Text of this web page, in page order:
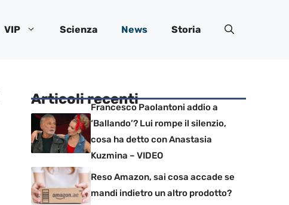
VIP Scienza News Storia
Articoli recentiFrancesco Paolantoni addio a
‘Ballando’? Lui rompe il silenzio,
cosa ha detto con Anastasia
Kuzmina – VIDEO
Reso Amazon, sai cosa accade se
mandi indietro un altro prodotto?